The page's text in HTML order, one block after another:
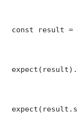
const result =